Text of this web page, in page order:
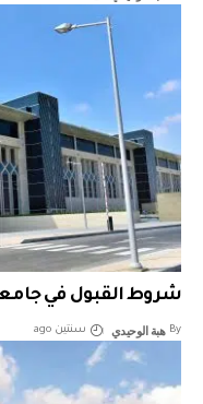
شروط القبول في
By هبة الوحيدي سنتين ago